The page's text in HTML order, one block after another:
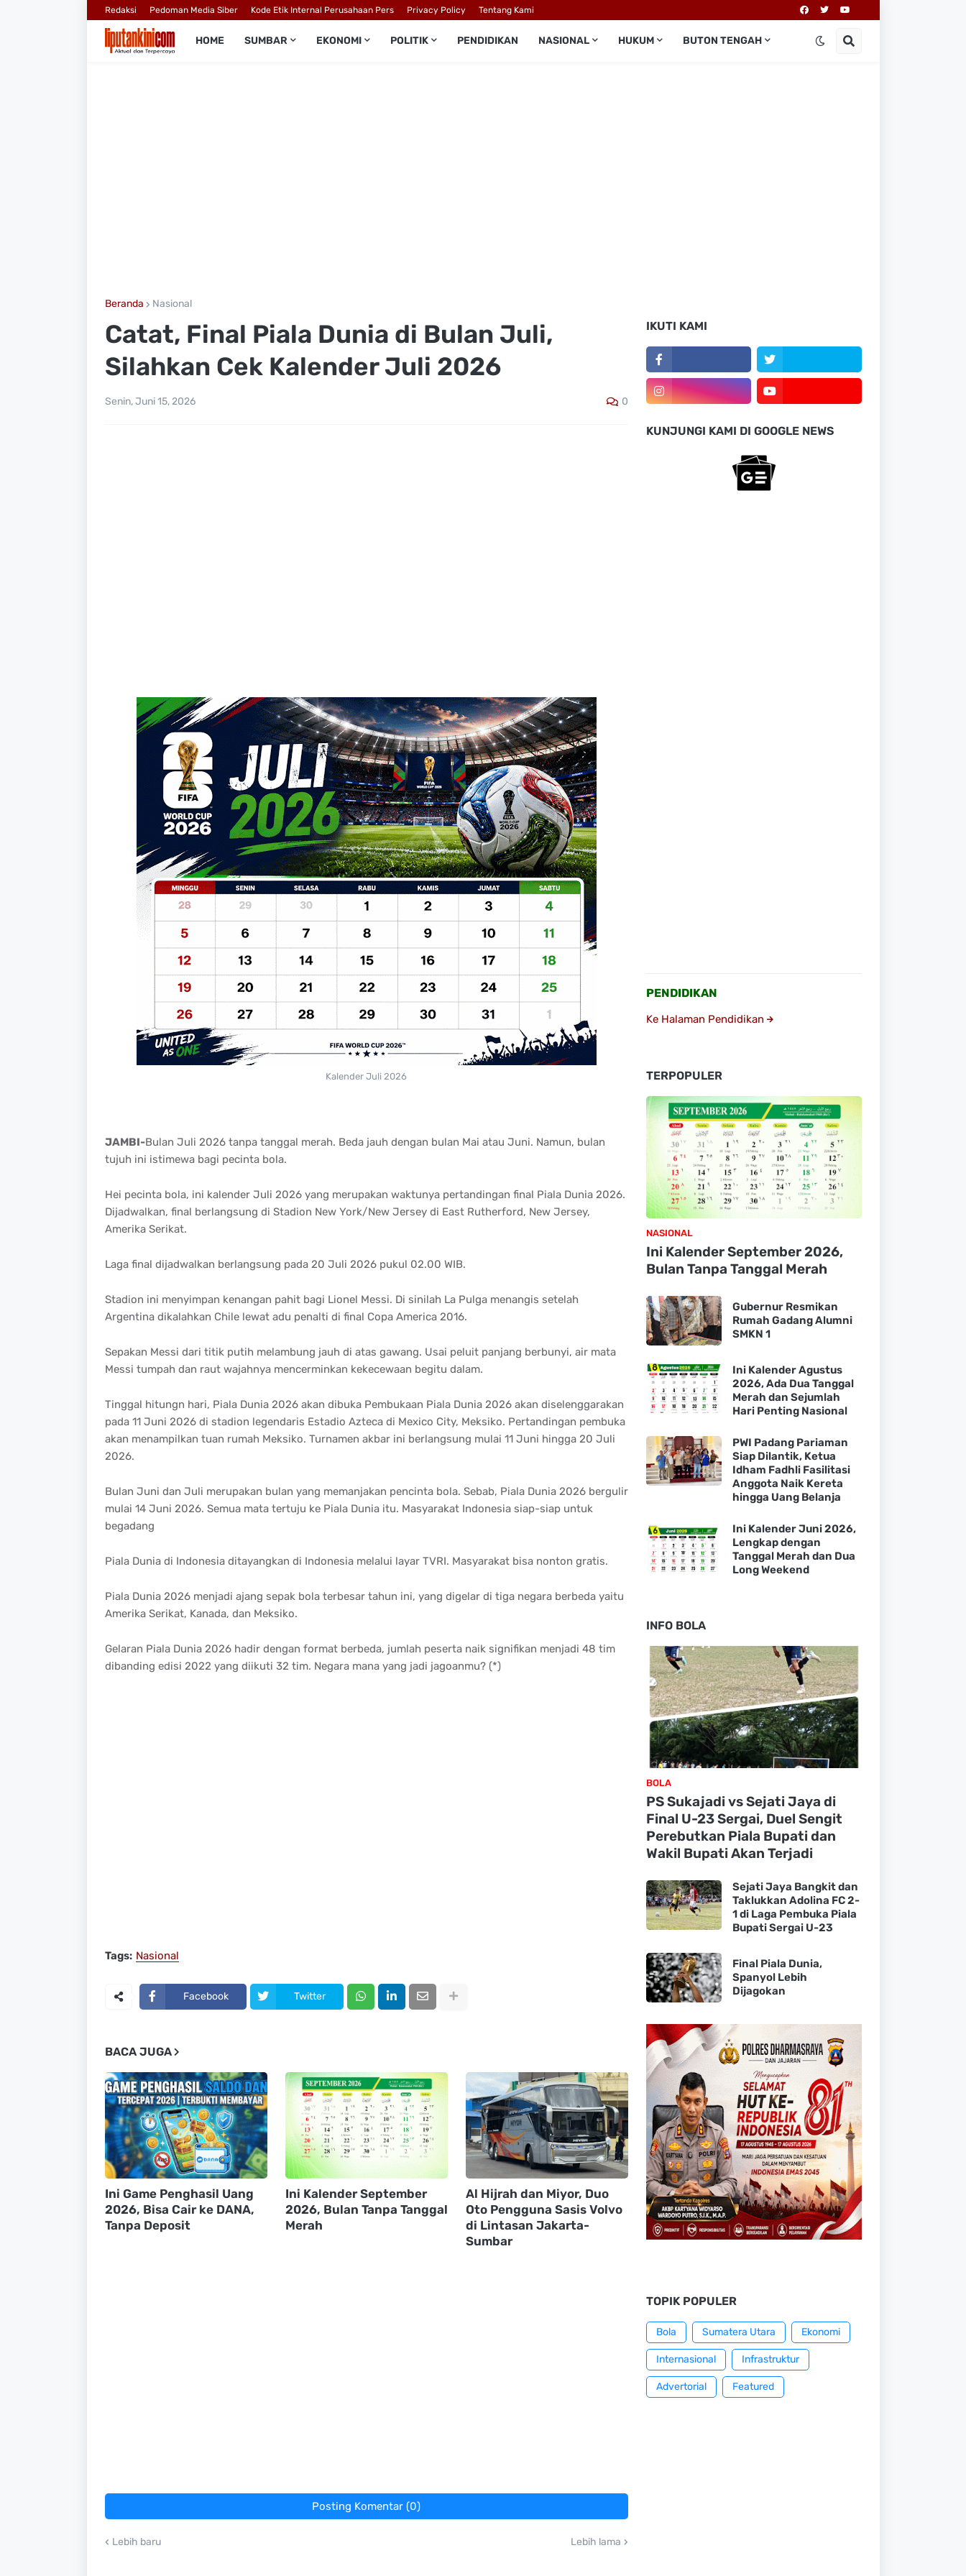
Redaksi Pedoman Media Siber Kode Etik Internal Perusahaan Pers Privacy Policy Tentang Kami
HOME SUMBAR EKONOMI POLITIK PENDIDIKAN NASIONAL HUKUM BUTON TENGAH
Beranda Nasional
Catat, Final Piala Dunia di Bulan Juli,
Silahkan Cek Kalender Juli 2026
Senin, Juni 15, 2026 0
Kalender Juli 2026
JAMBI-Bulan Juli 2026 tanpa tanggal merah. Beda jauh dengan bulan Mai atau Juni. Namun, bulan
tujuh ini istimewa bagi pecinta bola.
Hei pecinta bola, ini kalender Juli 2026 yang merupakan waktunya pertandingan final Piala Dunia 2026.
Dijadwalkan, final berlangsung di Stadion New York/New Jersey di East Rutherford, New Jersey,
Amerika Serikat.
Laga final dijadwalkan berlangsung pada 20 Juli 2026 pukul 02.00 WIB.
Stadion ini menyimpan kenangan pahit bagi Lionel Messi. Di sinilah La Pulga menangis setelah
Argentina dikalahkan Chile lewat adu penalti di final Copa America 2016.
Sepakan Messi dari titik putih melambung jauh di atas gawang. Usai peluit panjang berbunyi, air mata
Messi tumpah dan raut wajahnya mencerminkan kekecewaan begitu dalam.
Tinggal hitungn hari, Piala Dunia 2026 akan dibuka Pembukaan Piala Dunia 2026 akan diselenggarakan
pada 11 Juni 2026 di stadion legendaris Estadio Azteca di Mexico City, Meksiko. Pertandingan pembuka
akan menampilkan tuan rumah Meksiko. Turnamen akbar ini berlangsung mulai 11 Juni hingga 20 Juli
2026.
Bulan Juni dan Juli merupakan bulan yang memanjakan pencinta bola. Sebab, Piala Dunia 2026 bergulir
mulai 14 Juni 2026. Semua mata tertuju ke Piala Dunia itu. Masyarakat Indonesia siap-siap untuk
begadang
Piala Dunia di Indonesia ditayangkan di Indonesia melalui layar TVRI. Masyarakat bisa nonton gratis.
Piala Dunia 2026 menjadi ajang sepak bola terbesar tahun ini, yang digelar di tiga negara berbeda yaitu
Amerika Serikat, Kanada, dan Meksiko.
Gelaran Piala Dunia 2026 hadir dengan format berbeda, jumlah peserta naik signifikan menjadi 48 tim
dibanding edisi 2022 yang diikuti 32 tim. Negara mana yang jadi jagoanmu? (*)
Tags: Nasional
Facebook Twitter
BACA JUGA
Ini Game Penghasil Uang
2026, Bisa Cair ke DANA,
Tanpa Deposit
Ini Kalender September
2026, Bulan Tanpa Tanggal
Merah
Al Hijrah dan Miyor, Duo
Oto Pengguna Sasis Volvo
di Lintasan Jakarta-
Sumbar
Posting Komentar (0)
Lebih baru Lebih lama
IKUTI KAMI
KUNJUNGI KAMI DI GOOGLE NEWS
PENDIDIKAN
Ke Halaman Pendidikan
TERPOPULER
NASIONAL
Ini Kalender September 2026,
Bulan Tanpa Tanggal Merah
Gubernur Resmikan
Rumah Gadang Alumni
SMKN 1
Ini Kalender Agustus
2026, Ada Dua Tanggal
Merah dan Sejumlah
Hari Penting Nasional
PWI Padang Pariaman
Siap Dilantik, Ketua
Idham Fadhli Fasilitasi
Anggota Naik Kereta
hingga Uang Belanja
Ini Kalender Juni 2026,
Lengkap dengan
Tanggal Merah dan Dua
Long Weekend
INFO BOLA
BOLA
PS Sukajadi vs Sejati Jaya di
Final U-23 Sergai, Duel Sengit
Perebutkan Piala Bupati dan
Wakil Bupati Akan Terjadi
Sejati Jaya Bangkit dan
Taklukkan Adolina FC 2-
1 di Laga Pembuka Piala
Bupati Sergai U-23
Final Piala Dunia,
Spanyol Lebih
Dijagokan
TOPIK POPULER
Bola Sumatera Utara Ekonomi
Internasional Infrastruktur
Advertorial Featured